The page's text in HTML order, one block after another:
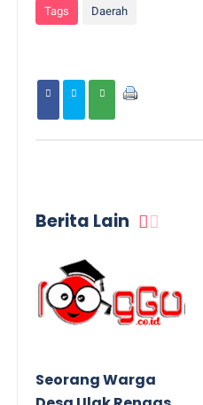
Tags Daerah
Berita Lain
Seorang Warga